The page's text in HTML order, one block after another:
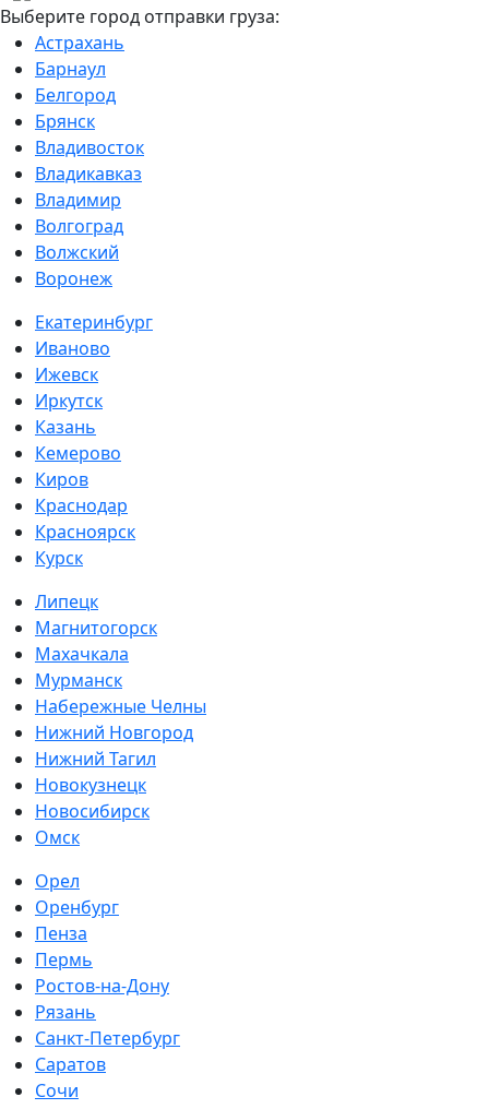
Выберите город отправки груза:
Астрахань
Барнаул
Белгород
Брянск
Владивосток
Владикавказ
Владимир
Волгоград
Волжский
Воронеж
Екатеринбург
Иваново
Ижевск
Иркутск
Казань
Кемерово
Киров
Краснодар
Красноярск
Курск
Липецк
Магнитогорск
Махачкала
Мурманск
Набережные Челны
Нижний Новгород
Нижний Тагил
Новокузнецк
Новосибирск
Омск
Орел
Оренбург
Пенза
Пермь
Ростов-на-Дону
Рязань
Санкт-Петербург
Саратов
Сочи